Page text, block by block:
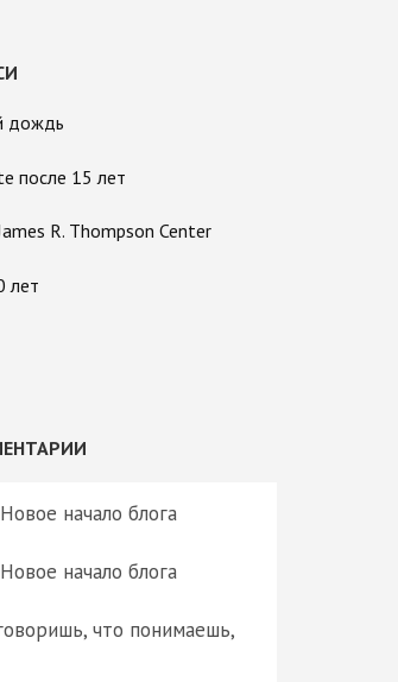
дождь
после 15 лет
R. Thompson Center
лет
Новое начало блога
Новое начало блога
что понимаешь,